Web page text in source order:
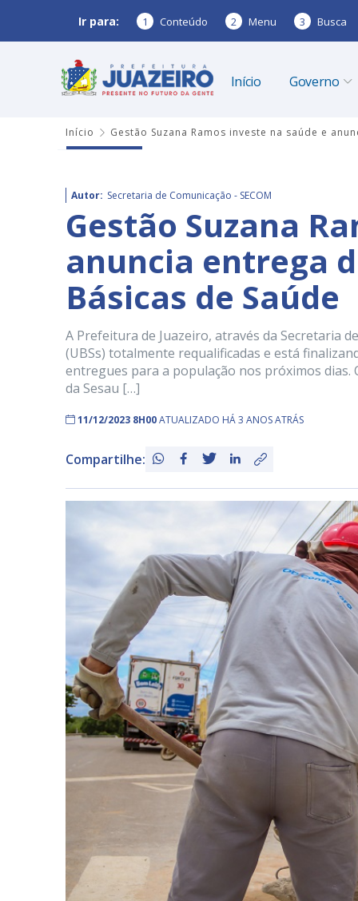
Ir para: 1 Conteúdo 2 Menu 3 Busca
Início Governo
Início Gestão Suzana Ramos investe na saúde e
Autor: Secretaria de Comunicação - SECOM
Gestão Suzana
anuncia entrega
Básicas de Saúde
A Prefeitura de Juazeiro, através da Secretaria
(UBSs) totalmente requalificadas e está
entregues para a população nos próximos dias.
da Sesau […]
11/12/2023 8H00ATUALIZADO HÁ 3 ANOS ATRÁS
Compartilhe: